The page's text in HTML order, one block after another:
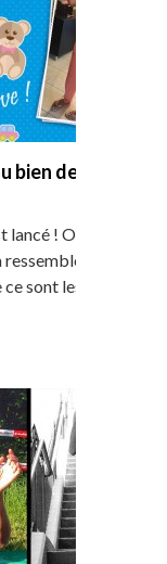
bien dernière
! On le sait,
à
sont les